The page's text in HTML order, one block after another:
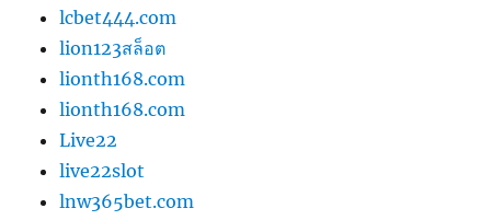
lcbet444.com
lion123สล็อต
lionth168.com
lionth168.com
Live22
live22slot
lnw365bet.com